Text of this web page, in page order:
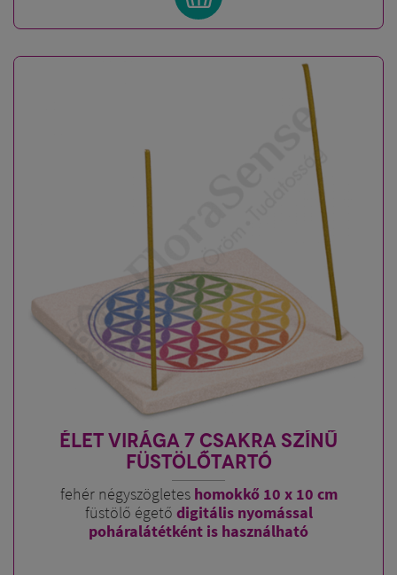
ÉLET VIRÁGA 7 CSAKRA SZÍNŰ
FÜSTÖLŐTARTÓ
fehér négyszögletes homokkő 10 x 10 cm
füstölő égető digitális nyomással
poháralátétként is használható